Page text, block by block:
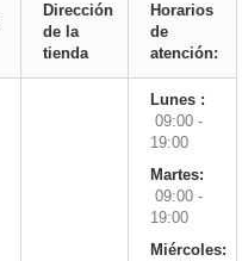
Dirección
de la
tienda
Horarios
de
atención:
Lunes :
09:00 -
19:00
Martes:
09:00 -
19:00
Miércoles: